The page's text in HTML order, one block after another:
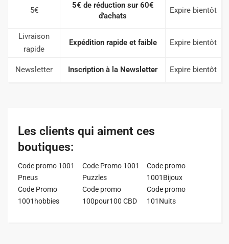
5€
5€ de réduction sur 60€
d'achats
Expire bientôt
Livraison
rapide
Expédition rapide et faible Expire bientôt
Newsletter Inscription à la Newsletter Expire bientôt
Les clients qui aiment ces
boutiques:
Code promo 1001
Pneus
Code Promo 1001
Puzzles
Code promo
1001Bijoux
Code Promo
1001hobbies
Code promo
100pour100 CBD
Code promo
101Nuits